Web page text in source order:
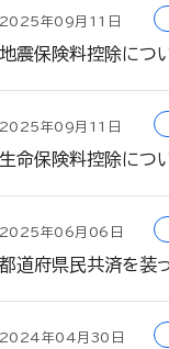
2025年09月11日
地震保険料控除につ
2025年09月11日
生命保険料控除につ
2025年06月06日
都道府県民共済を装
2024年04月30日